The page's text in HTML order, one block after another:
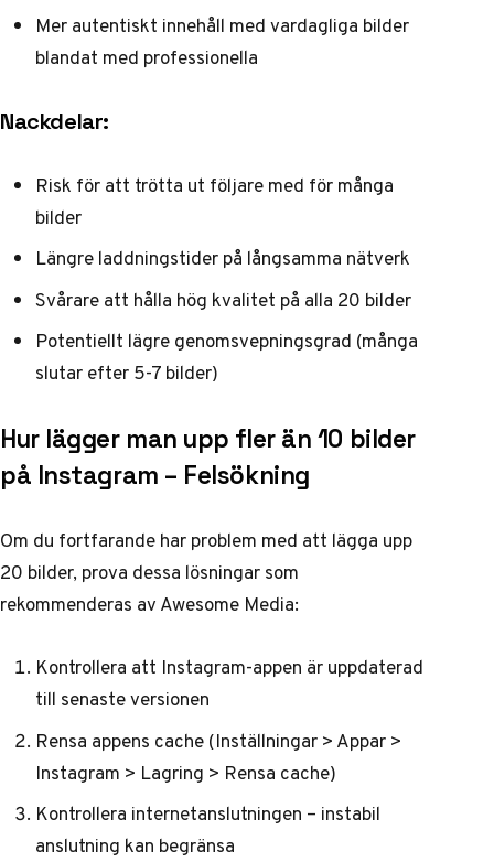
Mer autentiskt innehåll med vardagliga bilder
blandat med professionella
Nackdelar:
Risk för att trötta ut följare med för många
bilder
Längre laddningstider på långsamma nätverk
Svårare att hålla hög kvalitet på alla 20 bilder
Potentiellt lägre genomsvepningsgrad (många
slutar efter 5-7 bilder)
Hur lägger man upp fler än 10 bilder
på Instagram – Felsökning
Om du fortfarande har problem med att lägga upp
20 bilder, prova dessa lösningar som
rekommenderas avAwesome Media:
Kontrollera att Instagram-appen är uppdaterad
till senaste versionen
Rensa appens cache (Inställningar > Appar >
Instagram > Lagring > Rensa cache)
Kontrollera internetanslutningen – instabil
anslutning kan begränsa